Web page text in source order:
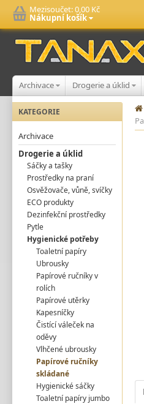
Mezisoučet:0,00 Kč
Nákupní košík
Archivace Drogerie a úklid
KATEGORIE
Archivace
Drogerie a úklid
Sáčky a tašky
Prostředky na praní
Osvěžovače, vůně, svíčky
ECO produkty
Dezinfekční prostředky
Pytle
Hygienické potřeby
Toaletní papíry
Ubrousky
Papírové ručníky v
rolích
Papírové utěrky
Kapesníčky
Čistící váleček na
oděvy
Vlhčené ubrousky
Papírové ručníky
skládané
Hygienické sáčky
Toaletní papíry jumbo